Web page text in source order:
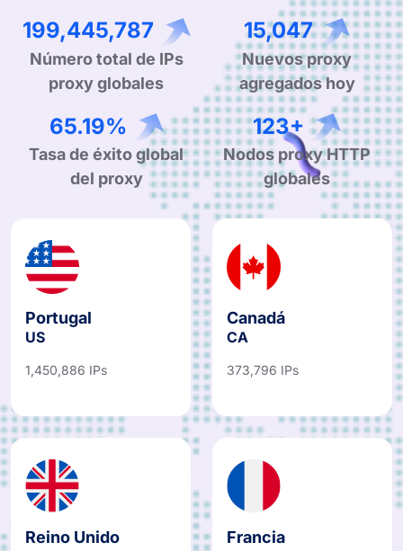
305,630,585
Número total de IPs
23,059
Nuevos proxy
agregados hoy
99.90%
Tasa de éxito global
190+
Nodos proxy HTTP
globales
Portugal
US
Canadá
CA